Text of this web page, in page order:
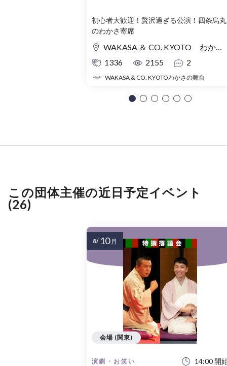
初心者大歓迎！贅沢過ぎる公演！四条烏丸
のわかさ寄席
WAKASA ＆ CO. KYOTO わかさの舞台
1336
2155 2
WAKASA & CO. KYOTOわかさの舞台
この団体主催の近日予定イベント
(26)
演劇・お笑い 14:00 開
会場 (関東)
8/ 10 月